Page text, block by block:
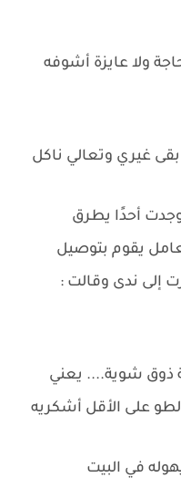
ولا عايزة أشوفه
غيري وتعالي ناكل
أحدًا يطرق
يقوم بتوصيل
إلى ندى وقالت :
ذوق شوية.... يعني
على الأقل أشكريه
في البيت